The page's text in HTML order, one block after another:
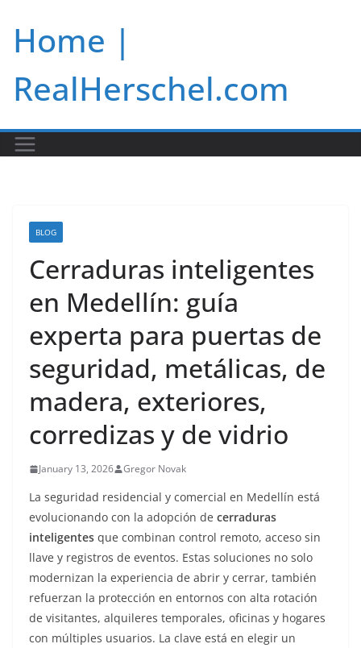
content
Home |
RealHerschel.com
BLOG
Cerraduras inteligentes
en Medellín: guía
experta para puertas de
seguridad, metálicas, de
madera, exteriores,
corredizas y de vidrio
January 13, 2026 Gregor Novak
La seguridad residencial y comercial en Medellín está
evolucionando con la adopción de cerraduras
inteligentes que combinan control remoto, acceso sin
llave y registros de eventos. Estas soluciones no solo
modernizan la experiencia de abrir y cerrar, también
refuerzan la protección en entornos con alta rotación
de visitantes, alquileres temporales, oficinas y hogares
con múltiples usuarios. La clave está en elegir un